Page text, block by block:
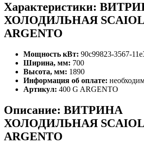
Характеристики:
ХОЛОДИЛЬНАЯ
ARGENTO
Мощность кВт: 90c99823-3567-
Ширина, мм: 700
Высота, мм: 1890
Информация об оплате:
Артикул: 400 G ARGENTO
Описание: ВИТРИНА
ХОЛОДИЛЬНАЯ
ARGENTO